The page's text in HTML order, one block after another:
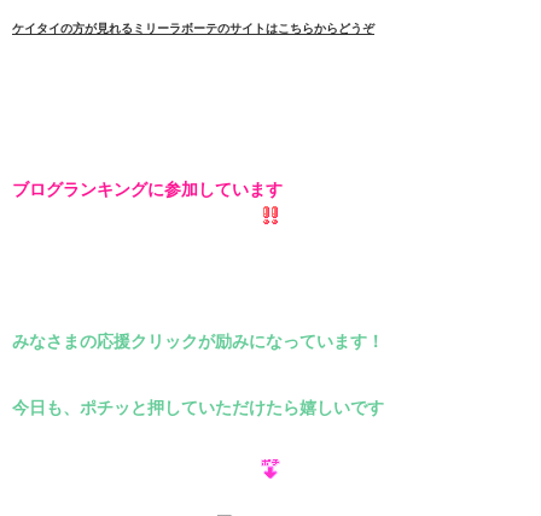
ケイタイの方が見れるミリーラボーテのサイトはこちらからどうぞ
ブログランキングに参加しています
みなさまの応援クリックが励みになっています！
今日も、ポチッと押していただけたら嬉しいです